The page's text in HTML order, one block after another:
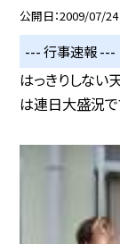
公開日 2009/07/24
--- 行事速報 ---
はっきりしない
は連日大盛況で